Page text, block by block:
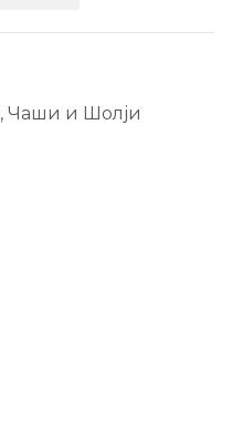
, Чаши и Шолји